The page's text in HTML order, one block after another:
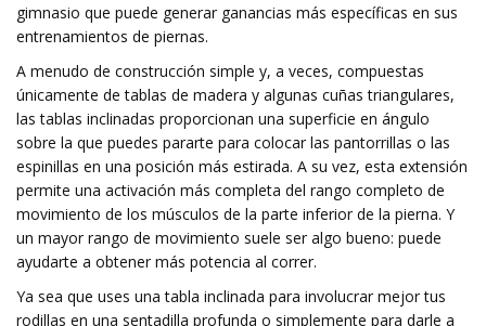
gimnasio que puede generar ganancias más específicas en sus
entrenamientos de piernas.
A menudo de construcción simple y, a veces, compuestas
únicamente de tablas de madera y algunas cuñas triangulares,
las tablas inclinadas proporcionan una superficie en ángulo
sobre la que puedes pararte para colocar las pantorrillas o las
espinillas en una posición más estirada. A su vez, esta extensión
permite una activación más completa del rango completo de
movimiento de los músculos de la parte inferior de la pierna. Y
un mayor rango de movimiento suele ser algo bueno: puede
ayudarte a obtener más potencia al correr.
Ya sea que uses una tabla inclinada para involucrar mejor tus
rodillas en una sentadilla profunda o simplemente para darle a